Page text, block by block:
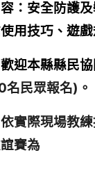
：安全防護
用技巧、遊戲
迎本縣縣民
名民眾報名) 。
實際現場教
賽為